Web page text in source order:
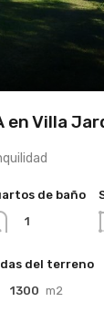
en Villa
de baño
1
del terreno
1300 m2